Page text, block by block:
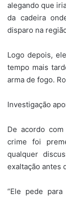
alegando que
da cadeira
disparo na
Logo depois,
tempo mais
arma de fogo.
Investigação
De acordo
crime foi
qualquer
exaltação antes
“Ele pede